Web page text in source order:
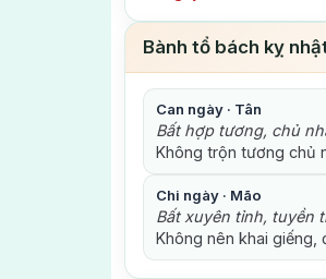
Bành tổ bách kỵ
Can ngày · Tân
Bất hợp tương, chủ
Không trộn tương chủ
Chi ngày · Mão
Bất xuyên tỉnh, tuyền
Không nên khai giếng,